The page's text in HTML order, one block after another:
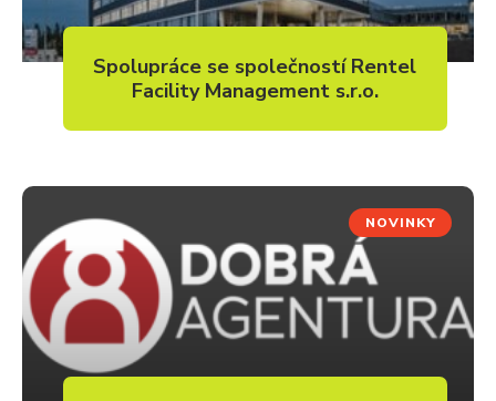
Spolupráce se společností Rentel
Facility Management s.r.o.
NOVINKY